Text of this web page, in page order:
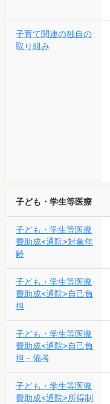
子育て関連の独自の
取り組み
子ども・学生等医療
子ども・学生等医療
費助成<通院>対象年
齢
子ども・学生等医療
費助成<通院>自己負
担
子ども・学生等医療
費助成<通院>自己負
担－備考
子ども・学生等医療
費助成<通院>所得制